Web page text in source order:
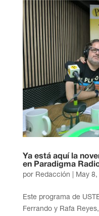
Ya está aquí la
en Paradigma
por Redacción May
Este programa de
Ferrando y Rafa